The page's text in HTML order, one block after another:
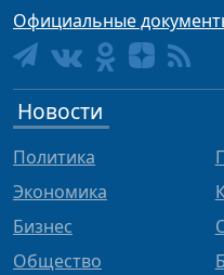
Официальные
Новости
Политика
Экономика
Бизнес
Общество